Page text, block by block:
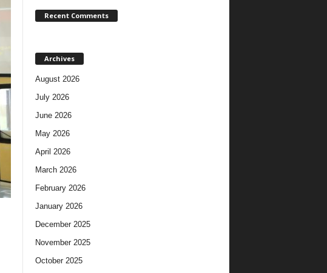
Recent Comments
Archives
August 2026
July 2026
June 2026
May 2026
April 2026
March 2026
February 2026
January 2026
December 2025
November 2025
October 2025